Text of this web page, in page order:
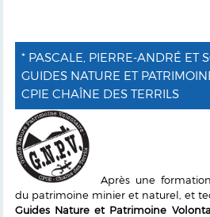
* PASCALE, PIERRE-ANDRÉ ET
GUIDES NATURE ET
CPIE CHAÎNE DES TERRILS
Après une
du patrimoine minier et naturel, et
Guides Nature et Patrimoine